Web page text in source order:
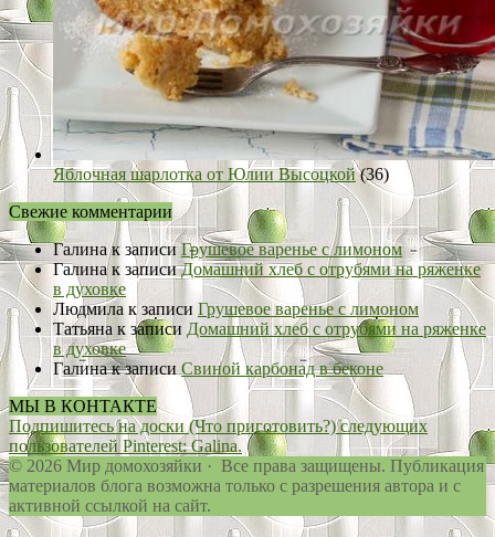
Яблочная шарлотка от Юлии Высоцкой (36)
Свежие комментарии
Галинак записиГрушевое варенье с лимоном
Галинак записиДомашний хлеб с отрубями на ряженке
в духовке
Людмила к записи Грушевое варенье с лимоном
Татьяна к записи Домашний хлеб с отрубями на ряженке
в духовке
Галинак записиСвиной карбонад в беконе
МЫ В КОНТАКТЕ
Подпишитесь на доски (Что приготовить?) следующих
пользователей Pinterest: Galina.
© 2026 Мир домохозяйки · Все права защищены. Публикация
материалов блога возможна только с разрешения автора и с
активной ссылкой на сайт.